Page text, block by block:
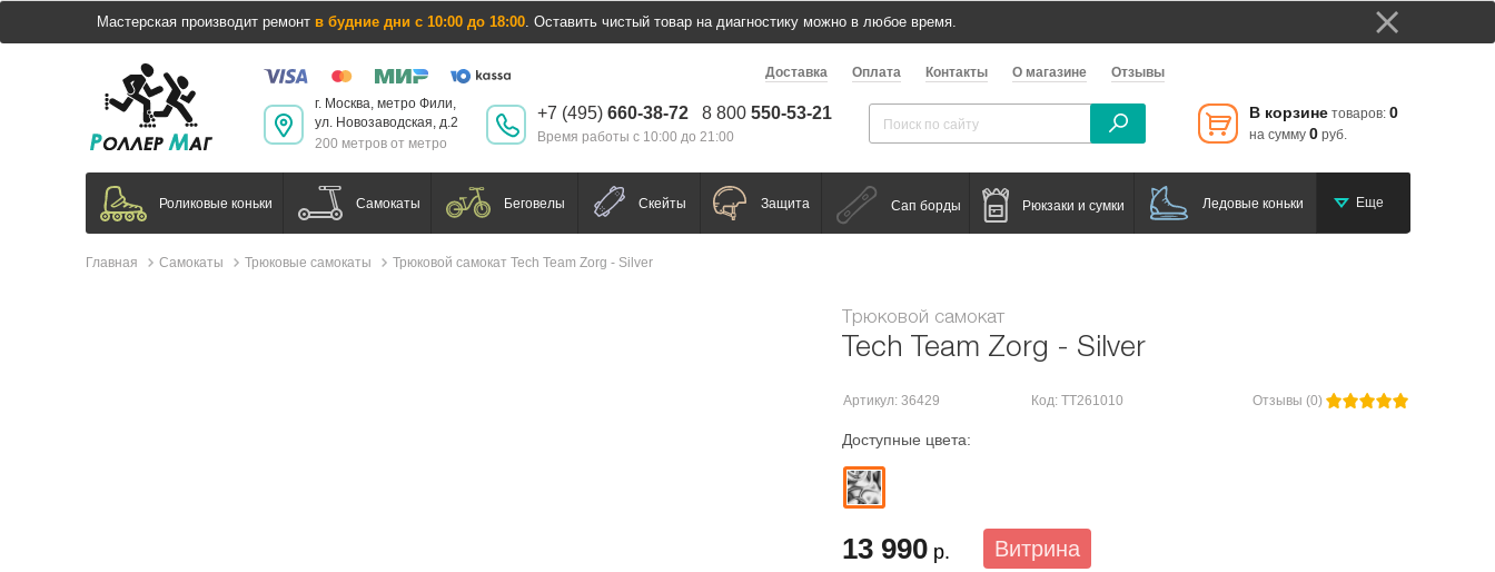
Мастерская производит ремонт в будние дни с 10:00 до 18:00. Оставить чистый товар на диагностику можно в любое время.
Доставка Оплата Контакты О магазине Отзывы
В корзине товаров: 0
на сумму 0 руб.
г. Москва, метро Фили,
ул. Новозаводская, д.2
200 метров от метро
+7 (495) 660-38-72 8 800 550-53-21
Время работы с 10:00 до 21:00
Роликовые коньки Самокаты Беговелы Скейты Защита Сап борды Рюкзаки и сумки Ледовые коньки Еще
Главная Самокаты Трюковые самокаты Трюковой самокат Tech Team Zorg - Silver
Трюковой самокат
Tech Team Zorg - Silver
Артикул: 36429 Код: TT261010 Отзывы (0)
Доступные цвета:
13 990 р. Витрина